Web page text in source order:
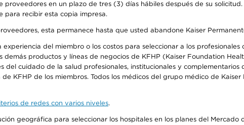
en un plazo de tres (3) días hábiles después de su
para recibir esta copia impresa.
esta permanece hasta que usted abandone Kaiser
del miembro o los costos para seleccionar a los
productos y líneas de negocios de KFHP (Kaiser Foundation
del cuidado de la salud profesionales, institucionales y
KFHP de los miembros. Todos los médicos del grupo médico de
de redes con varios niveles.
geográfica para seleccionar los hospitales en los planes del